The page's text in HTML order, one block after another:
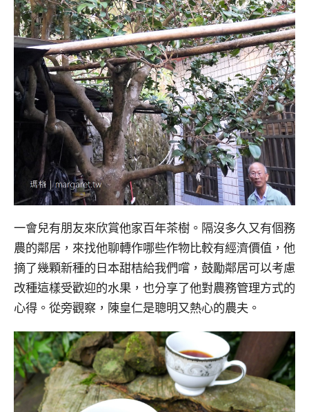
一會兒有朋友來欣賞他家百年茶樹。隔沒多久又有個務
農的鄰居，來找他聊轉作哪些作物比較有經濟價值，他
摘了幾顆新種的日本甜桔給我們嚐，鼓勵鄰居可以考慮
改種這樣受歡迎的水果，也分享了他對農務管理方式的
心得。從旁觀察，陳皇仁是聰明又熱心的農夫。